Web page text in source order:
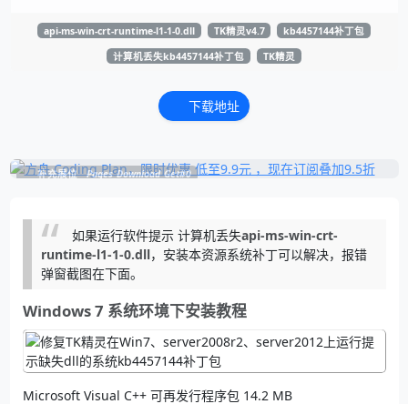
api-ms-win-crt-runtime-l1-1-0.dll TK精灵v4.7
kb4457144补丁包
计算机丢失kb4457144补丁包
TK精灵
下载地址
补充展位 Pages_Download_Get#0
如果运行软件提示 计算机丢失api-ms-win-crt-
runtime-l1-1-0.dll，安装本资源系统补丁可以解决，报错
弹窗截图在下面。
Windows 7 系统环境下安装教程
Microsoft Visual C++ 可再发行程序包 14.2 MB